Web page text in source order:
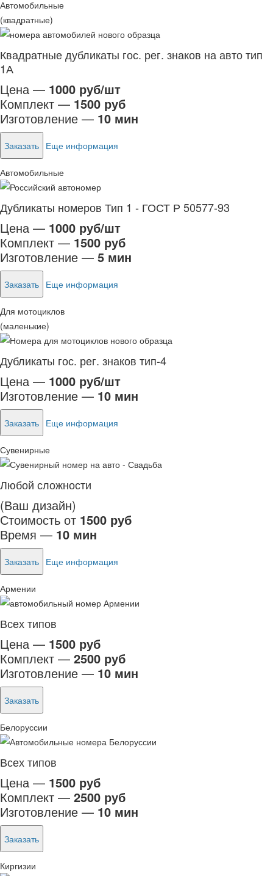
Автомобильные
(квадратные)
Квадратные дубликаты гос. рег. знаков на авто тип
1А
Цена — 1000 руб/шт
Комплект — 1500 руб
Изготовление — 10 мин
Заказать Еще информация
Автомобильные
Дубликаты номеров Тип 1 - ГОСТ Р 50577-93
Цена — 1000 руб/шт
Комплект — 1500 руб
Изготовление — 5 мин
Заказать Еще информация
Для мотоциклов
(маленькие)
Дубликаты гос. рег. знаков тип-4
Цена — 1000 руб/шт
Изготовление — 10 мин
Заказать Еще информация
Сувенирные
Любой сложности
(Ваш дизайн)
Стоимость от 1500 руб
Время — 10 мин
Заказать Еще информация
Армении
Всех типов
Цена — 1500 руб
Комплект — 2500 руб
Изготовление — 10 мин
Заказать
Белоруссии
Всех типов
Цена — 1500 руб
Комплект — 2500 руб
Изготовление — 10 мин
Заказать
Киргизии